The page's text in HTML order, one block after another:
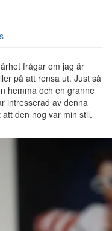
frågar om jag är
på att rensa ut. Just så
hemma och en granne
intresserad av denna
den nog var min stil.